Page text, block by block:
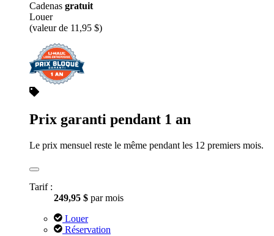
Cadenas gratuit
Louer
(valeur de 11,95 $)
Prix garanti pendant 1 an
Le prix mensuel reste le même pendant les 12 premiers mois.
Tarif :
249,95 $ par mois
Louer
Réservation